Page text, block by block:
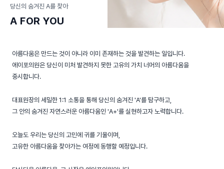
당신의 숨겨진 A를 찾아
A FOR YOU
아름다움은 만드는 것이 아니라 이미 존재하는 것을 발견하는 일입니다.
에이포의원은 당신이 미처 발견하지 못한 고유의 가치 너머의 아름다움을
중시합니다.
대표원장의 세밀한 1:1 소통을 통해 당신의 숨겨진 'A'를 탐구하고,
그 안의 숨겨진 자연스러운 아름다움인 'A+'를 실현하고자 노력합니다.
오늘도 우리는 당신의 고민에 귀를 기울이며,
고유한 아름다움을 찾아가는 여정에 동행할 예정입니다.